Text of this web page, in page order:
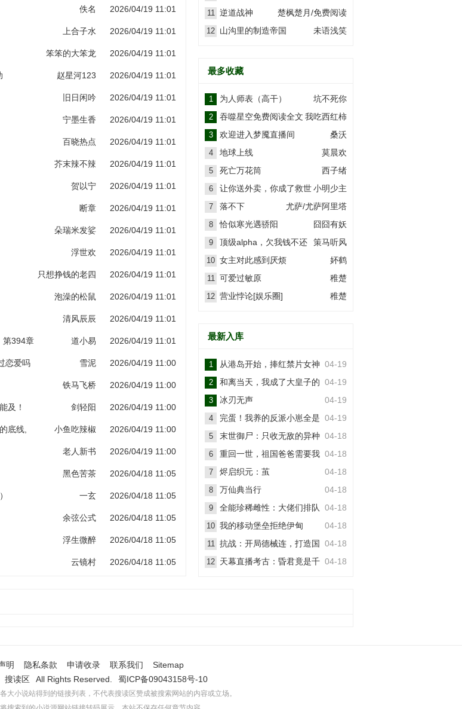
佚名 2026/04/19 11:01
上合子水 2026/04/19 11:01
笨笨的大笨龙 2026/04/19 11:01
赵星河123 2026/04/19 11:01
旧日闲吟 2026/04/19 11:01
宁墨生香 2026/04/19 11:01
百晓热点 2026/04/19 11:01
芥末辣不辣 2026/04/19 11:01
贺以宁 2026/04/19 11:01
断章 2026/04/19 11:01
朵瑞米发娑 2026/04/19 11:01
浮世欢 2026/04/19 11:01
只想挣钱的老四 2026/04/19 11:01
泡澡的松鼠 2026/04/19 11:01
清风辰辰 2026/04/19 11:01
第394章
道小易 2026/04/19 11:01
恋爱吗 雪泥 2026/04/19 11:00
铁马飞桥 2026/04/19 11:00
及！ 剑轻阳 2026/04/19 11:00
底线,
小鱼吃辣椒 2026/04/19 11:00
老人新书 2026/04/19 11:00
黑色苦茶 2026/04/18 11:05
一玄 2026/04/18 11:05
余弦公式 2026/04/18 11:05
浮生微醉 2026/04/18 11:05
云镜村 2026/04/18 11:05
11 楚枫楚月/免费阅读
逆道战神
12 未语浅笑
山沟里的制造帝国
最多收藏
1 坑不死你
为人师表（高干）
2 我吃西红柿
吞噬星空免费阅读全文
3 桑沃
欢迎进入梦魇直播间
4 莫晨欢
地球上线
5 西子绪
死亡万花筒
6 小明少主
让你送外卖，你成了救世
主？
7 尤萨/尤萨阿里塔
落不下
8 囧囧有妖
恰似寒光遇骄阳
9 策马听风
顶级alpha，欠我钱不还
10 妚鹤
女主对此感到厌烦
11 稚楚
可爱过敏原
12 稚楚
营业悖论[娱乐圈]
最新入库
1 04-19
从港岛开始，捧红禁片女神
2 04-19
和离当天，我成了大皇子的
掌上娇
3 04-19
冰刃无声
4 04-19
完蛋！我养的反派小崽全是
大佬
5 04-18
末世御尸：只收无敌的异种
丧尸
6 04-18
重回一世，祖国爸爸需要我
7 04-18
烬启织元：茧
8 04-18
万仙典当行
9 04-18
全能珍稀雌性：大佬们排队
想嫁她
10 04-18
我的移动堡垒拒绝伊甸
11 04-18
抗战：开局德械连，打造国
之劲旅
12 04-18
天幕直播考古：昏君竟是千
明 隐私条款 申请收录 联系我们
Sitemap
搜读区 All Rights Reserved. 蜀ICP备09043158号-10
大小说站得到的链接列表，不代表搜读区赞成被搜索网站的内容或立场。